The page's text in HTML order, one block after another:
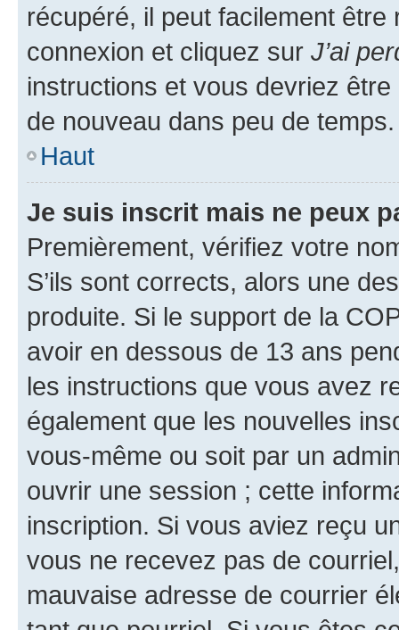
récupéré, il peut facilement
connexion et cliquez sur J’ai
instructions et vous devriez
de nouveau dans peu de temps.
Haut
Je suis inscrit mais ne peux
Premièrement, vérifiez votre
S’ils sont corrects, alors une
produite. Si le support de la
avoir en dessous de 13 ans
les instructions que vous avez
également que les nouvelles
vous-même ou soit par un
ouvrir une session ; cette
inscription. Si vous aviez reçu
vous ne recevez pas de
mauvaise adresse de courrier